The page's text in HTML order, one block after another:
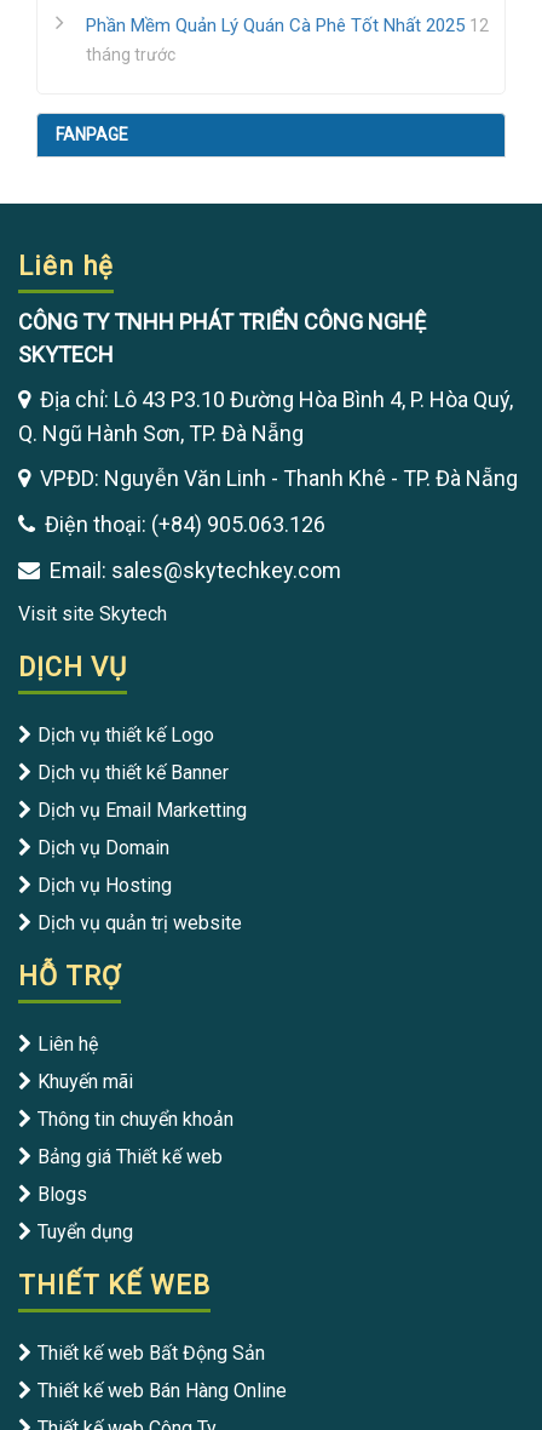
Phần Mềm Quản Lý Quán Cà Phê Tốt Nhất 2025 12
tháng trước
FANPAGE
Liên hệ
CÔNG TY TNHH PHÁT TRIỂN CÔNG NGHỆ
SKYTECH
Địa chỉ: Lô 43 P3.10 Đường Hòa Bình 4, P. Hòa Quý,
Q. Ngũ Hành Sơn, TP. Đà Nẵng
VPĐD: Nguyễn Văn Linh - Thanh Khê - TP. Đà Nẵng
Điện thoại: (+84) 905.063.126
Email: sales@skytechkey.com
Visit site Skytech
DỊCH VỤ
Dịch vụ thiết kế Logo
Dịch vụ thiết kế Banner
Dịch vụ Email Marketting
Dịch vụ Domain
Dịch vụ Hosting
Dịch vụ quản trị website
HỖ TRỢ
Liên hệ
Khuyến mãi
Thông tin chuyển khoản
Bảng giá Thiết kế web
Blogs
Tuyển dụng
THIẾT KẾ WEB
Thiết kế web Bất Động Sản
Thiết kế web Bán Hàng Online